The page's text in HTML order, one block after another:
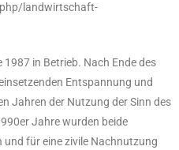
landwirtschaft-
in Betrieb. Nach Ende des
Entspannung und
Jahren der Nutzung der Sinn des
Jahre wurden beide
und für eine zivile Nachnutzung